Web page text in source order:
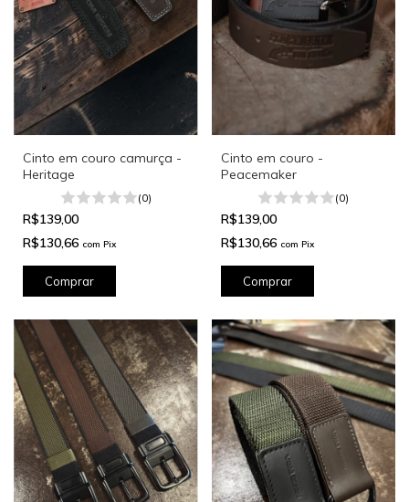
Cinto em couro camurça -
Heritage
(0)
R$139,00
R$130,66 com Pix
Comprar
Cinto em couro -
Peacemaker
(0)
R$139,00
R$130,66 com Pix
Comprar